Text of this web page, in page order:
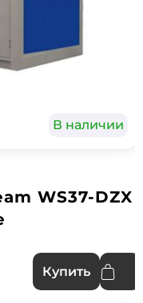
В наличии
WS37-DZX
Купить